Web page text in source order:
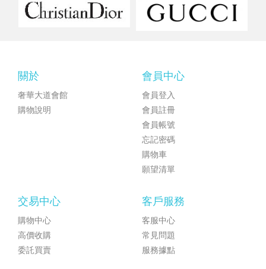
關於
奢華大道會館
購物說明
會員中心
會員登入
會員註冊
會員帳號
忘記密碼
購物車
願望清單
交易中心
購物中心
高價收購
委託買賣
客戶服務
客服中心
常見問題
服務據點